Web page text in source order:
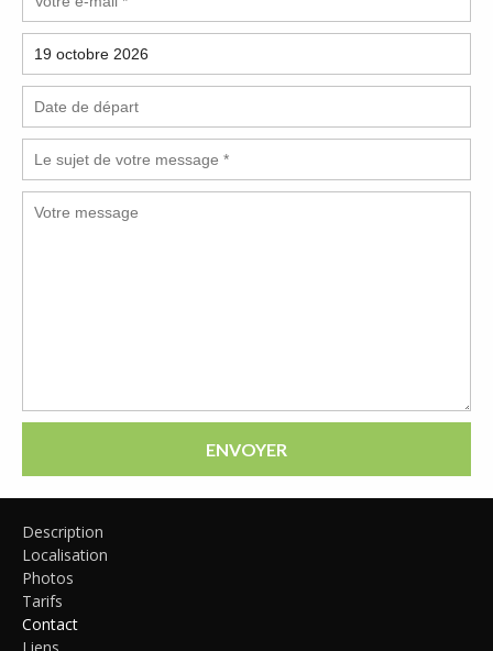
ENVOYER
Description
Localisation
Photos
Tarifs
Contact